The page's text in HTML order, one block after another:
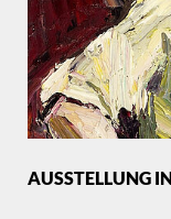
AUSSTELLUNG